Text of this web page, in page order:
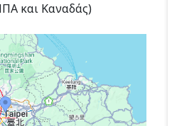
και Καναδάς)